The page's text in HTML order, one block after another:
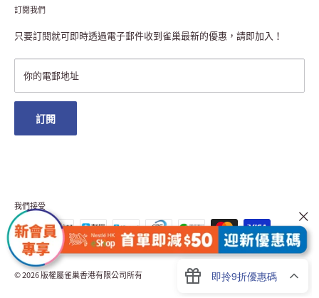
私隱聲明
註冊NESCAFÉ® Dolce Gusto®咖啡機
退貨或更換
常見問題
雀巢會員獎賞
澳門地區送貨
訂閱我們
只要訂閱就可即時透過電子郵件收到雀巢最新的優惠，請即加入！
你的電郵地址
訂閱
我們接受
© 2026 版權屬雀巢香港有限公司所有